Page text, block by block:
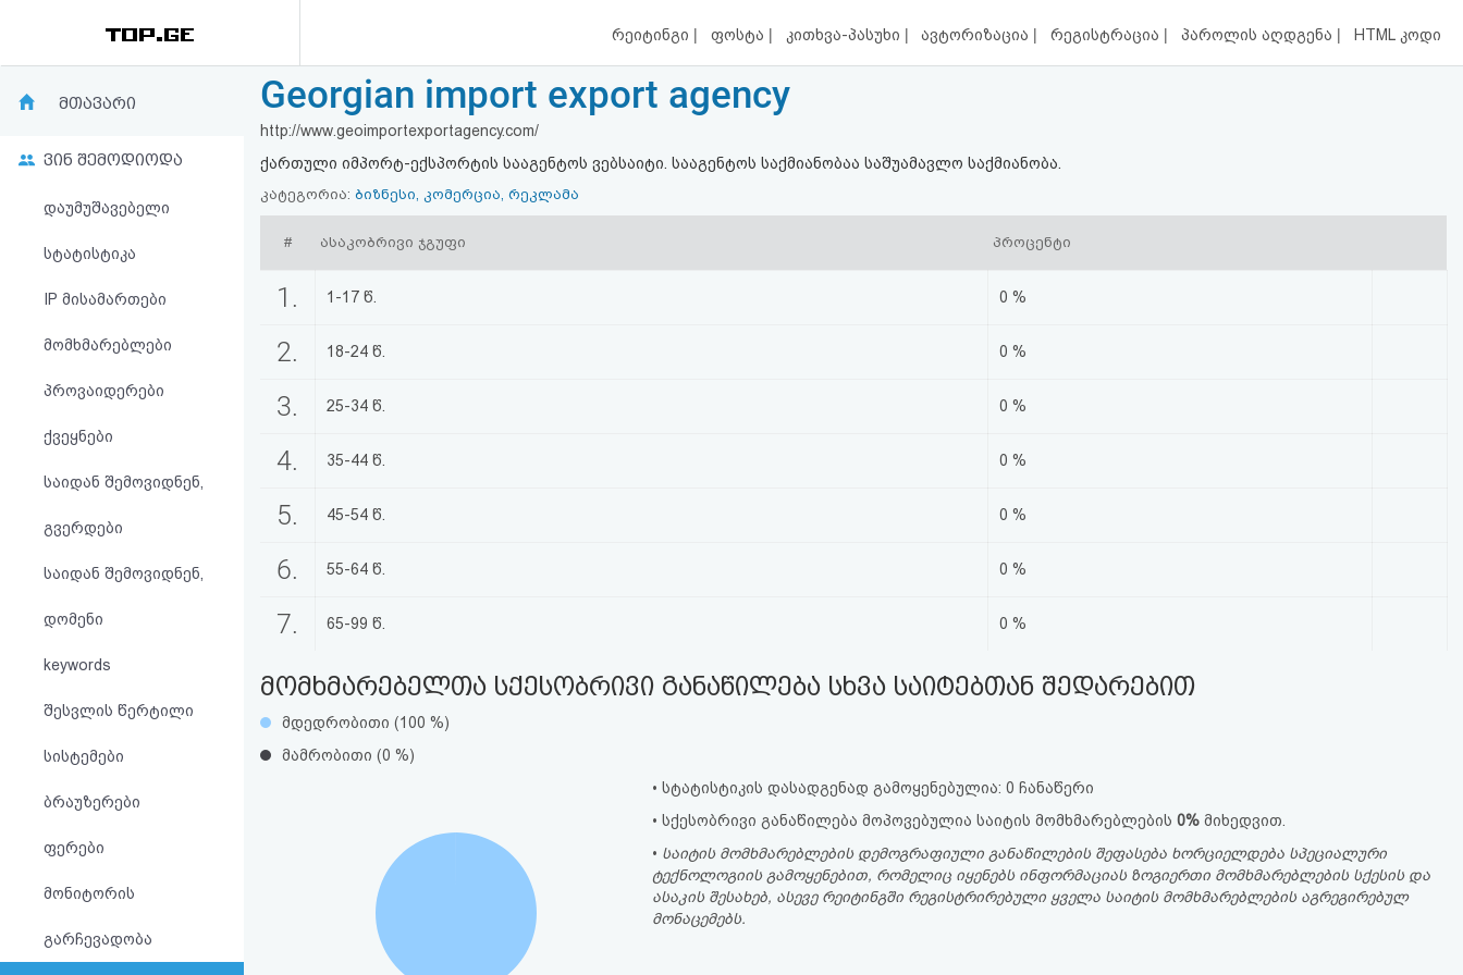
რეიტინგი | ფოსტა | კითხვა-პასუხი | ავტორიზაცია | რეგისტრაცია | პაროლის აღდგენა | HTML კოდი
რეიტინგი
კითხვა-
პასუხი
ავტორიზაცია
რეგისტრაცია
სალიცენზიო
შეთანხმება
მთავარი
ვინ შემოდიოდა
დაუმუშავებელი
სტატისტიკა
IP მისამართები
მომხმარებლები
პროვაიდერები
ქვეყნები
საიდან შემოვიდნენ,
გვერდები
საიდან შემოვიდნენ,
დომენი
keywords
შესვლის წერტილი
სისტემები
ბრაუზერები
ფერები
მონიტორის
გარჩევადობა
Georgian import export agency
http://www.geoimportexportagency.com/
ქართული იმპორტ-ექსპორტის სააგენტოს ვებსაიტი. სააგენტოს საქმიანობაა საშუამავლო საქმიანობა.
კატეგორია: ბიზნესი, კომერცია, რეკლამა
# ასაკობრივი ჯგუფი პროცენტი
1. 1-17 წ. 0 %
2. 18-24 წ. 0 %
3. 25-34 წ. 0 %
4. 35-44 წ. 0 %
5. 45-54 წ. 0 %
6. 55-64 წ. 0 %
7. 65-99 წ. 0 %
მომხმარებელთა სქესობრივი განაწილება სხვა საიტებთან შედარებით
მდედრობითი (100 %)
მამრობითი (0 %)
• სტატისტიკის დასადგენად გამოყენებულია: 0 ჩანაწერი
• სქესობრივი განაწილება მოპოვებულია საიტის მომხმარებლების 0% მიხედვით.
• საიტის მომხმარებლების დემოგრაფიული განაწილების შეფასება ხორციელდება სპეციალური
ტექნოლოგიის გამოყენებით, რომელიც იყენებს ინფორმაციას ზოგიერთი მომხმარებლების სქესის და
ასაკის შესახებ, ასევე რეიტინგში რეგისტრირებული ყველა საიტის მომხმარებლების აგრეგირებულ
მონაცემებს.